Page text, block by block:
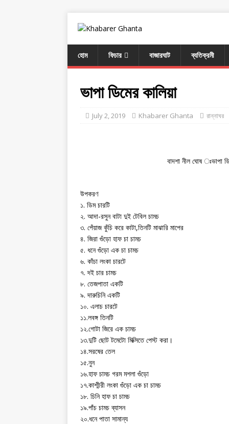
হোম ফিচার বাজারঘাট ব্যতিক্রমী
ভাপা ডিমের কালিয়া
July 2, 2019 Khabarer Ghanta রান্নাঘর
বাদশা নীল ঘোষ ঃভাপা
উপকরণ
১. ডিম চারটি
২. আদা-রসুন বাটা দুই টেবিল চামচ
৩. পেঁয়াজ কুঁচি করে কাটা,তিনটি মাঝারি মাপের
৪. জিরা গুঁড়ো হাফ চা চামচ
৫. ধনে গুঁড়ো এক চা চামচ
৬. কাঁচা লংকা চারটে
৭. দই চার চামচ
৮. তেজপাতা একটি
৯. দারুচিনি একটি
১০. এলাচ চারটে
১১.লবঙ্গ তিনটি
১২.গোটা জিরে এক চামচ
১৩.দুটি ছোট টমেটো মিক্সিতে পেস্ট করা।
১৪.সরষের তেল
১৫.নুন
১৬.হাফ চামচ গরম মশলা গুঁড়ো
১৭.কাশ্মীরী লংকা গুঁড়ো এক চা চামচ
১৮. চিনি হাফ চা চামচ
১৯.পাঁচ চামচ ব্যাসন
২০.ধনে পাতা সামান্য